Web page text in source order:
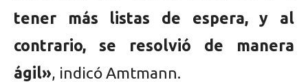
tener más listas de espera, y al
contrario, se resolvió de manera
ágil», indicó Amtmann.